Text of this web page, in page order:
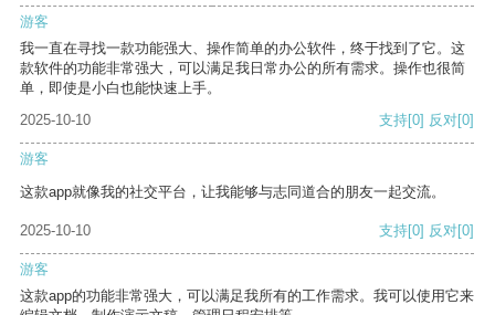
游客
我一直在寻找一款功能强大、操作简单的办公软件，终于找到了它。这
款软件的功能非常强大，可以满足我日常办公的所有需求。操作也很简
单，即使是小白也能快速上手。
2025-10-10
支持[0] 反对[0]
游客
这款app就像我的社交平台，让我能够与志同道合的朋友一起交流。
2025-10-10 支持[0] 反对[0]
游客
这款app的功能非常强大，可以满足我所有的工作需求。我可以使用它来